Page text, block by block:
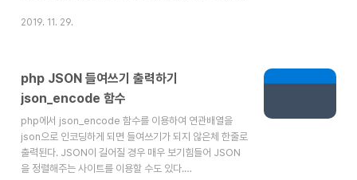
"r"); if ($handle) { while (($line = fgets($handle))
}
2019. 11. 29.
php JSON 들여쓰기 출력하기
json_encode 함수
php에서 json_encode 함수를 이용하여 연관배열을
json으로 인코딩하게 되면 들여쓰기가 되지 않은체 한줄로
출력된다. JSON이 길어질 경우 매우 보기힘들어 JSON
을 정렬해주는 사이트를 이용할 수도 있다.